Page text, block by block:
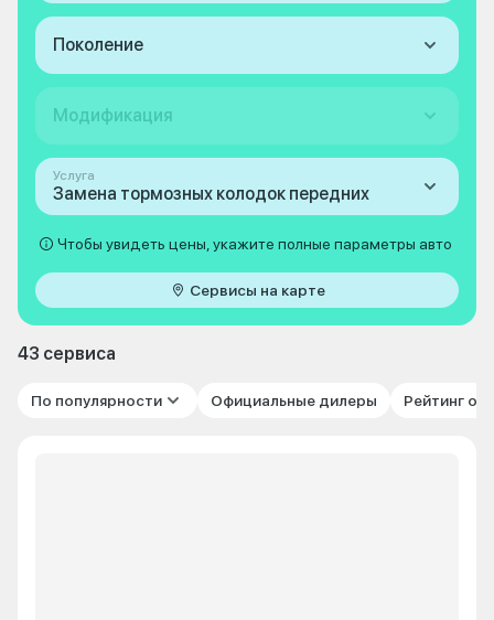
Поколение
Модификация
Услуга
Замена тормозных колодок передних
Чтобы увидеть цены, укажите полные параметры авто
Сервисы на карте
43 сервиса
По популярности Официальные дилеры Рейтинг